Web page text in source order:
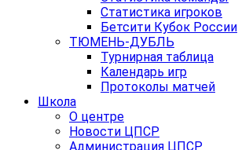
Статистика игроков
Бетсити Кубок России
ТЮМЕНЬ-ДУБЛЬ
Турнирная таблица
Календарь игр
Протоколы матчей
Школа
О центре
Новости ЦПСР
Администрация ЦПСР